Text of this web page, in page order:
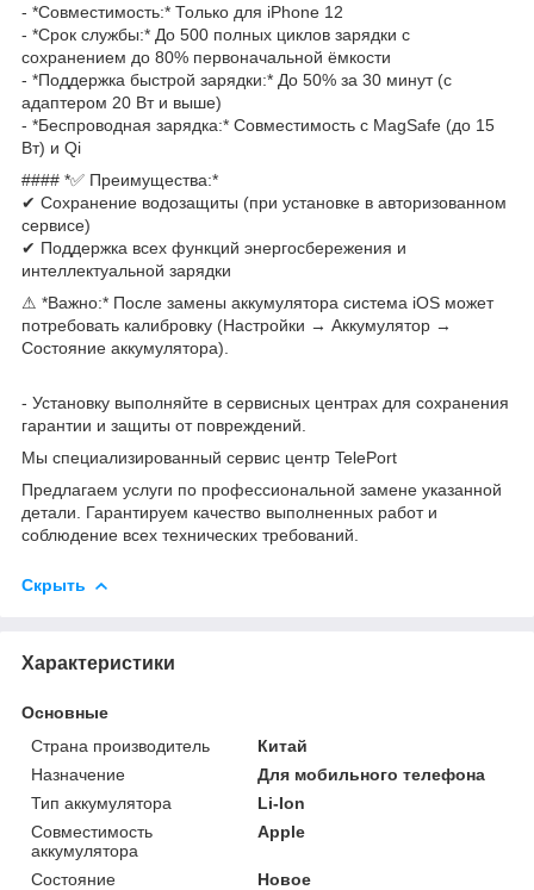
- *Совместимость:* Только для iPhone 12
- *Срок службы:* До 500 полных циклов зарядки с
сохранением до 80% первоначальной ёмкости
- *Поддержка быстрой зарядки:* До 50% за 30 минут (с
адаптером 20 Вт и выше)
- *Беспроводная зарядка:* Совместимость с MagSafe (до 15
Вт) и Qi
#### *✅ Преимущества:*
✔ Сохранение водозащиты (при установке в авторизованном
сервисе)
✔ Поддержка всех функций энергосбережения и
интеллектуальной зарядки
⚠ *Важно:* После замены аккумулятора система iOS может
потребовать калибровку (Настройки → Аккумулятор →
Состояние аккумулятора).
- Установку выполняйте в сервисных центрах для сохранения
гарантии и защиты от повреждений.
Мы специализированный сервис центр TelePort
Предлагаем услуги по профессиональной замене указанной
детали. Гарантируем качество выполненных работ и
соблюдение всех технических требований.
Скрыть
Характеристики
Основные
Страна производитель
Китай
Назначение
Для мобильного телефона
Тип аккумулятора
Li-Ion
Совместимость
аккумулятора
Apple
Состояние
Новое